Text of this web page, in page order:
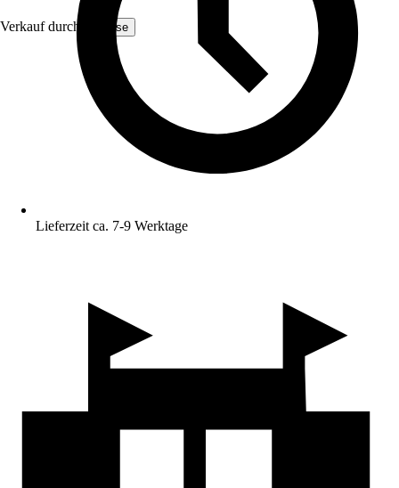
Verkauf durch: Yulisse
Lieferzeit ca. 7-9 Werktage